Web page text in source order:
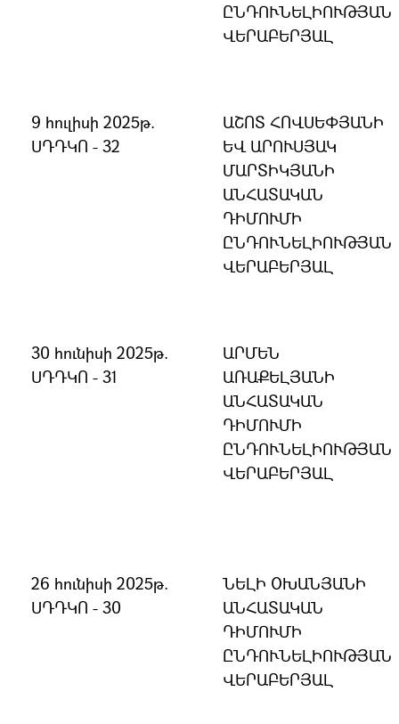
ԸՆԴՈՒՆԵԼԻՈՒԹՅԱՆ
ՎԵՐԱԲԵՐՅԱԼ
9 հուլիսի 2025թ.
ՍԴԴԿՈ - 32
ԱՇՈՏ ՀՈՎՍԵՓՅԱՆԻ
ԵՎ ԱՐՈՒՍՅԱԿ
ՄԱՐՏԻԿՅԱՆԻ
ԱՆՀԱՏԱԿԱՆ
ԴԻՄՈՒՄԻ
ԸՆԴՈՒՆԵԼԻՈՒԹՅԱՆ
ՎԵՐԱԲԵՐՅԱԼ
30 հունիսի 2025թ.
ՍԴԴԿՈ - 31
ԱՐՄԵՆ
ԱՌԱՔԵԼՅԱՆԻ
ԱՆՀԱՏԱԿԱՆ
ԴԻՄՈՒՄԻ
ԸՆԴՈՒՆԵԼԻՈՒԹՅԱՆ
ՎԵՐԱԲԵՐՅԱԼ
26 հունիսի 2025թ.
ՍԴԴԿՈ - 30
ՆԵԼԻ ՕԽԱՆՅԱՆԻ
ԱՆՀԱՏԱԿԱՆ
ԴԻՄՈՒՄԻ
ԸՆԴՈՒՆԵԼԻՈՒԹՅԱՆ
ՎԵՐԱԲԵՐՅԱԼ